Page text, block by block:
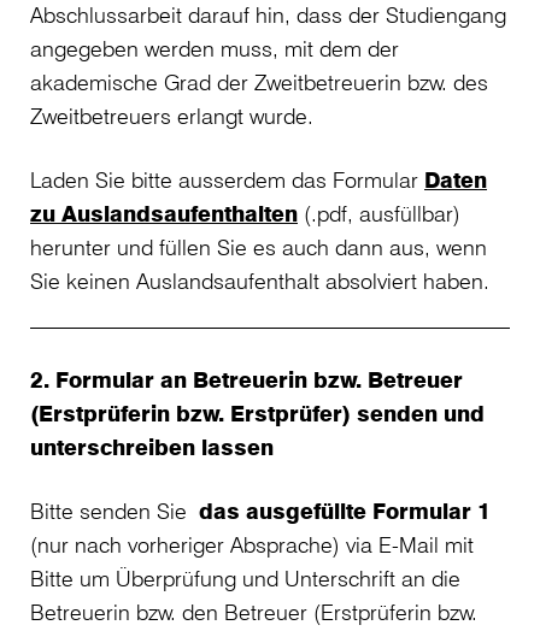
Abschlussarbeit darauf hin, dass der Studiengang
angegeben werden muss, mit dem der
akademische Grad der Zweitbetreuerin bzw. des
Zweitbetreuers erlangt wurde.
Laden Sie bitte ausserdem das Formular Daten
zu Auslandsaufenthalten (.pdf, ausfüllbar)
herunter und füllen Sie es auch dann aus, wenn
Sie keinen Auslandsaufenthalt absolviert haben.
2. Formular an Betreuerin bzw. Betreuer
(Erstprüferin bzw. Erstprüfer) senden und
unterschreiben lassen
Bitte senden Sie das ausgefüllte Formular 1
(nur nach vorheriger Absprache) via E-Mail mit
Bitte um Überprüfung und Unterschrift an die
Betreuerin bzw. den Betreuer (Erstprüferin bzw.